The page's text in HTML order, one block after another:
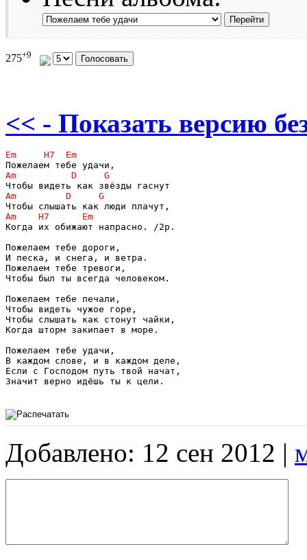
275+9
<< - Показать версию
Когда их обижают напрасно. /2р.
Пожелаем тебе дороги,
И песка, и снега, и ветра.
Пожелаем тебе тревоги,
Чтобы был ты всегда человеком.
Пожелаем тебе печали,
Чтобы видеть чужое горе,
Чтобы слышать как стонут чайки,
Когда шторм закипает в море.
Пожелаем тебе удачи,
В каждом слове, и в каждом деле,
Если с Господом путь твой начат,
Значит верно идёшь ты к цели.
Добавлено: 12 сен 2012 |